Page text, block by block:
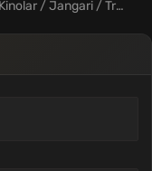
Tarjima Kinolar / Jangari / Triller / Fantastika / Xorij Kinolar Uzbek Tilida